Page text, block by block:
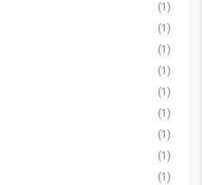
(1)
(1)
(1)
(1)
(1)
(1)
(1)
(1)
(1)